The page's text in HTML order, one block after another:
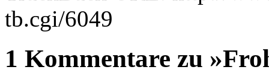
tb.cgi/6049
1 Kommentare zu